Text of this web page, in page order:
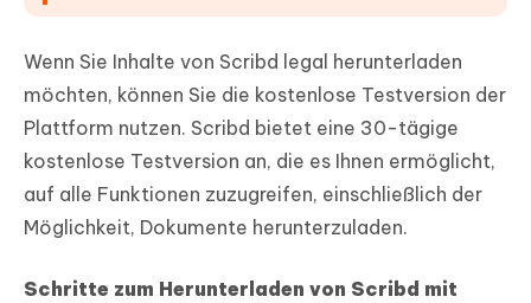
Wenn Sie Inhalte von Scribd legal herunterladen
möchten, können Sie die kostenlose Testversion der
Plattform nutzen. Scribd bietet eine 30-tägige
kostenlose Testversion an, die es Ihnen ermöglicht,
auf alle Funktionen zuzugreifen, einschließlich der
Möglichkeit, Dokumente herunterzuladen.
Schritte zum Herunterladen von Scribd mit